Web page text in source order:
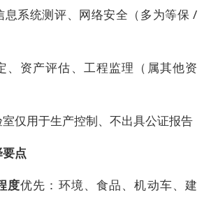
息系统测评、网络安全（多为等保 /
、资产评估、工程监理（属其他资
仅用于生产控制、不出具公证报告
点
度优先：环境、食品、机动车、建